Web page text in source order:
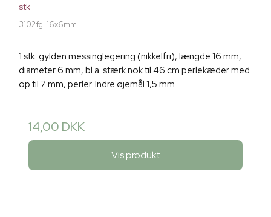
stk
3102fg-16x6mm
1 stk. gylden messinglegering (nikkelfri), længde 16 mm,
diameter 6 mm, bl.a. stærk nok til 46 cm perlekæder med
op til 7 mm, perler. Indre øjemål 1,5 mm
14,00 DKK
Vis produkt